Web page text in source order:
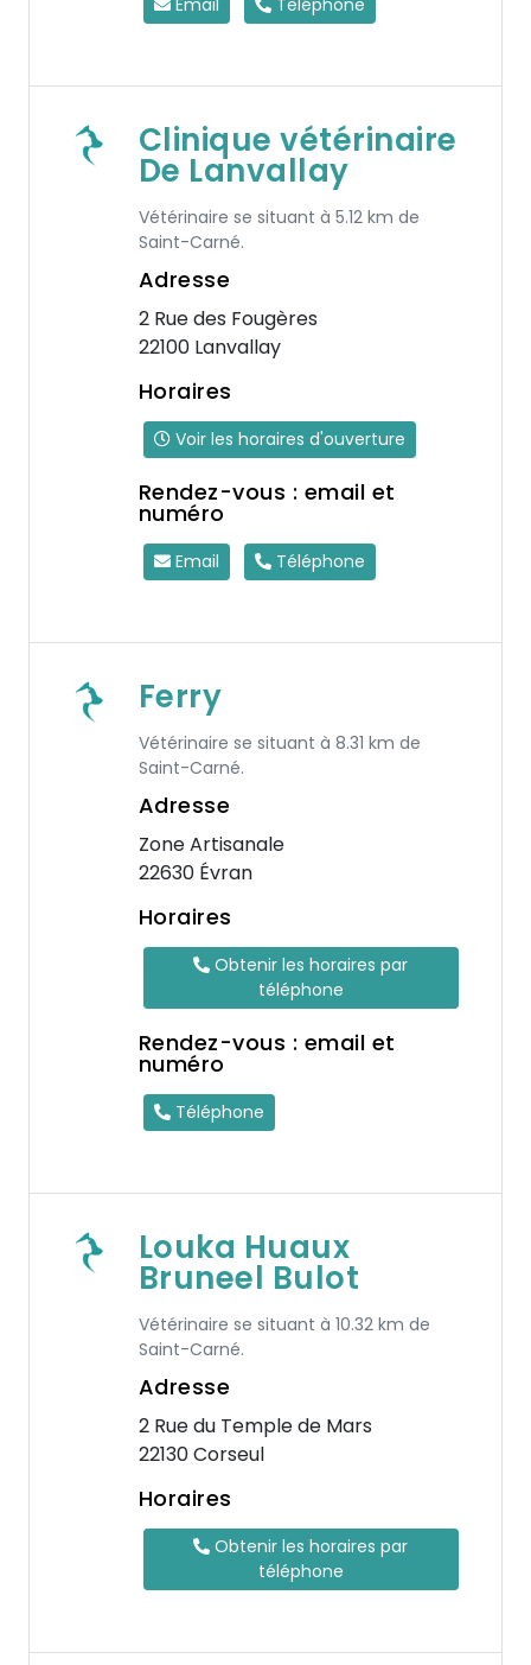
Email Téléphone
Clinique vétérinaire
De Lanvallay
Vétérinaire se situant à 5.12 km de
Saint-Carné.
Adresse
2 Rue des Fougères
22100 Lanvallay
Horaires
Voir les horaires d'ouverture
Rendez-vous : email et
numéro
Email Téléphone
Ferry
Vétérinaire se situant à 8.31 km de
Saint-Carné.
Adresse
Zone Artisanale
22630 Évran
Horaires
Obtenir les horaires par
téléphone
Rendez-vous : email et
numéro
Téléphone
Louka Huaux
Bruneel Bulot
Vétérinaire se situant à 10.32 km de
Saint-Carné.
Adresse
2 Rue du Temple de Mars
22130 Corseul
Horaires
Obtenir les horaires par
téléphone